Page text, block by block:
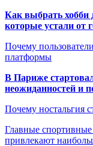
Как выбрать хобби
которые устали от
Почему
платформы
В Париже
неожиданностей и
Почему ностальгия
Главные
привлекают